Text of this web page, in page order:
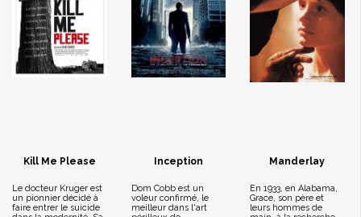
Kill Me Please
Le docteur Kruger est
un pionnier décidé à
faire entrer le suicide
Inception
Dom Cobb est un
voleur confirmé, le
meilleur dans l'art
Manderlay
En 1933, en Alabama,
Grace, son père et
leurs hommes de